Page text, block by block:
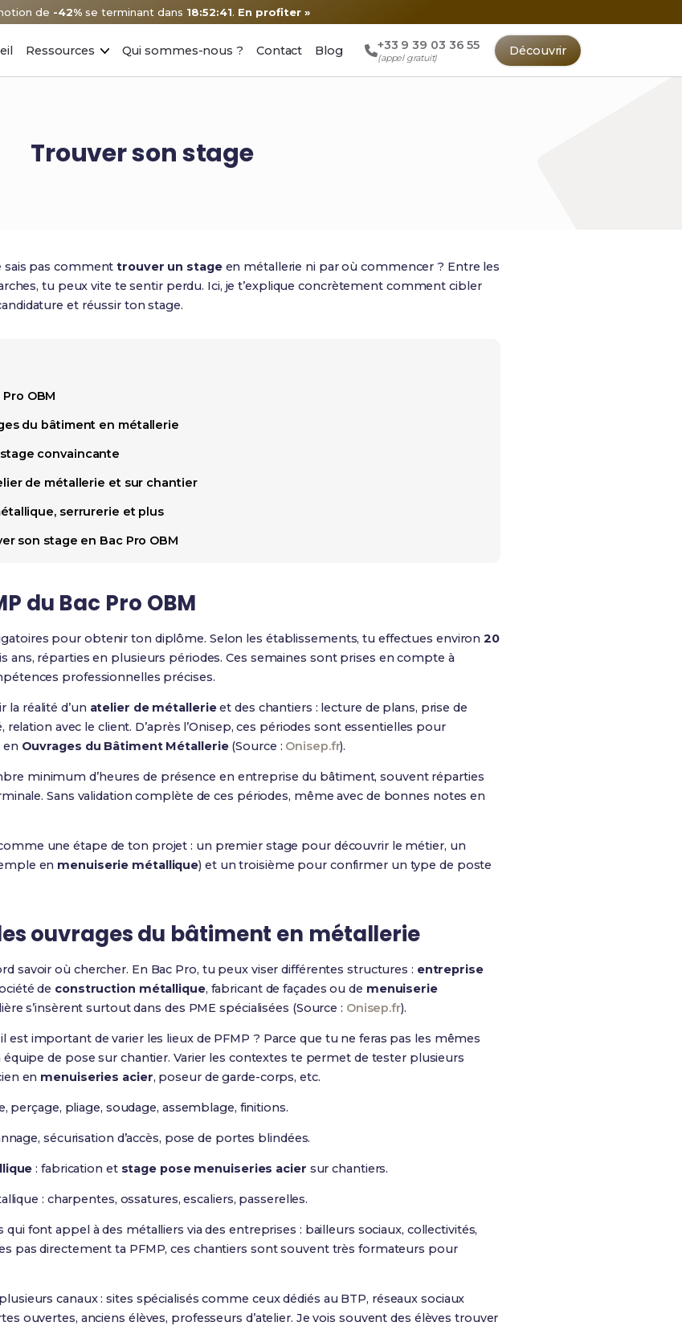
de -42%se terminant dans 18:52:40 .En profiter »
Ressources Qui sommes-nous ? Contact Blog +33 9 39 03 36 55
(appel gratuit)
Découvrir
Trouver son stage
sais pas commenttrouver un stageen métallerie ni par où commencer ? Entre les
tu peux vite te sentir perdu. Ici, je t’explique concrètement comment cibler
et réussir ton stage.
OBM
du bâtiment en métallerie
convaincante
de métallerie et sur chantier
serrurerie et plus
son stage en Bac Pro OBM
du Bac Pro OBM
pour obtenir ton diplôme. Selon les établissements, tu effectues environ20
ans, réparties en plusieurs périodes. Ces semaines sont prises en compte à
professionnelles précises.
la réalité d’un atelier de métallerieet des chantiers : lecture de plans, prise de
relation avec le client. D’après l’Onisep, ces périodes sont essentielles pour
en Ouvrages du Bâtiment Métallerie(Source : Onisep.fr).
minimum d’heures de présence en entreprise du bâtiment, souvent réparties
Sans validation complète de ces périodes, même avec de bonnes notes en
une étape de ton projet : un premier stage pour découvrir le métier, un
en menuiserie métallique) et un troisième pour confirmer un type de poste
ouvrages du bâtiment en métallerie
savoir où chercher. En Bac Pro, tu peux viser différentes structures : entreprise
de construction métallique, fabricant de façades ou de menuiserie
s’insèrent surtout dans des PME spécialisées (Source : Onisep.fr).
important de varier les lieux de PFMP ? Parce que tu ne feras pas les mêmes
équipe de pose sur chantier. Varier les contextes te permet de tester plusieurs
en menuiseries acier, poseur de garde-corps, etc.
perçage, pliage, soudage, assemblage, finitions.
sécurisation d’accès, pose de portes blindées.
: fabrication et stage pose menuiseries acier sur chantiers.
: charpentes, ossatures, escaliers, passerelles.
font appel à des métalliers via des entreprises : bailleurs sociaux, collectivités,
pas directement ta PFMP, ces chantiers sont souvent très formateurs pour
canaux : sites spécialisés comme ceux dédiés au BTP, réseaux sociaux
ouvertes, anciens élèves, professeurs d’atelier. Je vois souvent des élèves trouver